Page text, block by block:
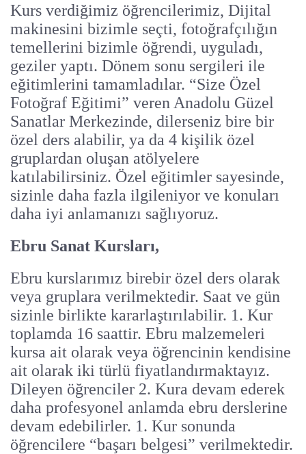
Kurs verdiğimiz öğrencilerimiz, Dijital
makinesini bizimle seçti, fotoğrafçılığın
temellerini bizimle öğrendi, uyguladı,
geziler yaptı. Dönem sonu sergileri ile
eğitimlerini tamamladılar. “Size Özel
Fotoğraf Eğitimi” veren Anadolu Güzel
Sanatlar Merkezinde, dilerseniz bire bir
özel ders alabilir, ya da 4 kişilik özel
gruplardan oluşan atölyelere
katılabilirsiniz. Özel eğitimler sayesinde,
sizinle daha fazla ilgileniyor ve konuları
daha iyi anlamanızı sağlıyoruz.
Ebru Sanat Kursları,
Ebru kurslarımız birebir özel ders olarak
veya gruplara verilmektedir. Saat ve gün
sizinle birlikte kararlaştırılabilir. 1. Kur
toplamda 16 saattir. Ebru malzemeleri
kursa ait olarak veya öğrencinin kendisine
ait olarak iki türlü fiyatlandırmaktayız.
Dileyen öğrenciler 2. Kura devam ederek
daha profesyonel anlamda ebru derslerine
devam edebilirler. 1. Kur sonunda
öğrencilere “başarı belgesi” verilmektedir.